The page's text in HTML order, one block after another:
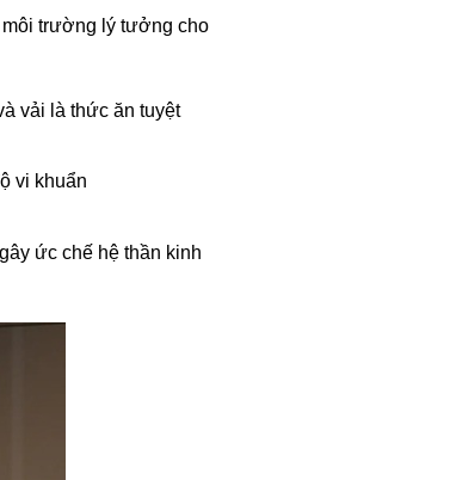
trường lý tưởng cho
vải là thức ăn tuyệt
vi khuẩn
ức chế hệ thần kinh